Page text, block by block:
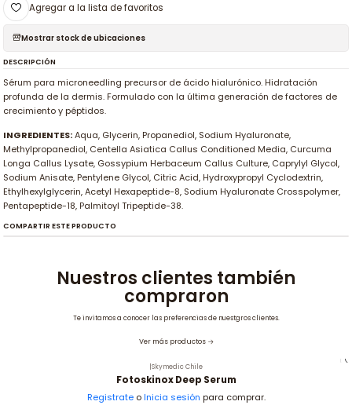
Agregar a la lista de favoritos
Mostrar stock de ubicaciones
DESCRIPCIÓN
Sérum para microneedling precursor de ácido hialurónico. Hidratación
profunda de la dermis. Formulado con la última generación de factores de
crecimiento y péptidos.
INGREDIENTES:Aqua, Glycerin, Propanediol, Sodium Hyaluronate,
Methylpropanediol, Centella Asiatica Callus Conditioned Media, Curcuma
Longa Callus Lysate, Gossypium Herbaceum Callus Culture, Caprylyl Glycol,
Sodium Anisate, Pentylene Glycol, Citric Acid, Hydroxypropyl Cyclodextrin,
Ethylhexylglycerin, Acetyl Hexapeptide-8, Sodium Hyaluronate Crosspolymer,
Pentapeptide-18, Palmitoyl Tripeptide-38.
COMPARTIR ESTE PRODUCTO
Nuestros clientes también
compraron
Te invitamos a conocer las preferencias de nuestgros clientes.
Ver más productos
Skymedic Chile
Fotoskinox Deep Serum
Registrateo Inicia sesión para comprar.